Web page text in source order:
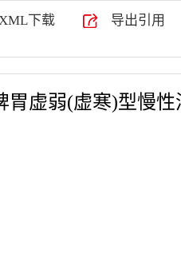
下载 导出引用
胃虚弱(虚寒)型慢